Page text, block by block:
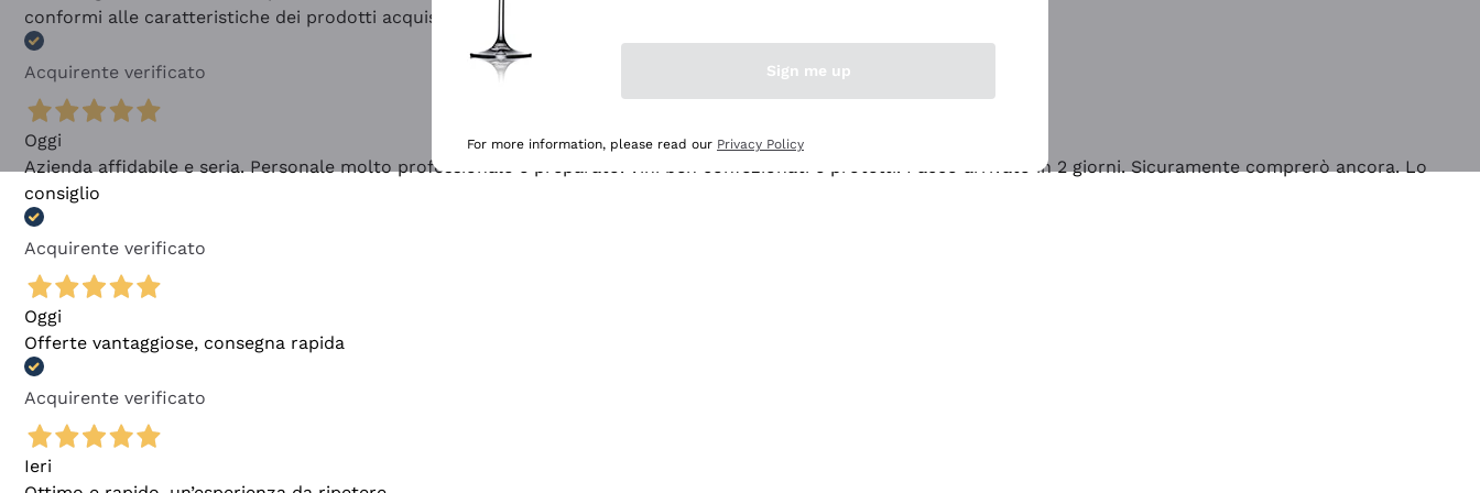
conformi alle caratteristiche dei prodotti acquistati
Acquirente verificato
Oggi
Azienda affidabile e seria. Personale molto professionale e preparato. Vini ben confezionati e protetti. Pacco arrivato in 2 giorni. Sicuramente comprerò ancora. Lo
consiglio
Acquirente verificato
Oggi
Offerte vantaggiose, consegna rapida
Acquirente verificato
Ieri
Sign me up
For more information, please read our Privacy Policy